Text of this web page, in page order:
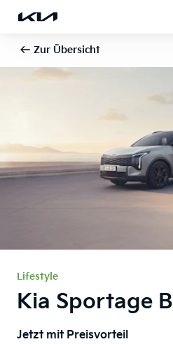
Zur Übersicht
Lifestyle
Kia Sportage
Jetzt mit Preisvorteil